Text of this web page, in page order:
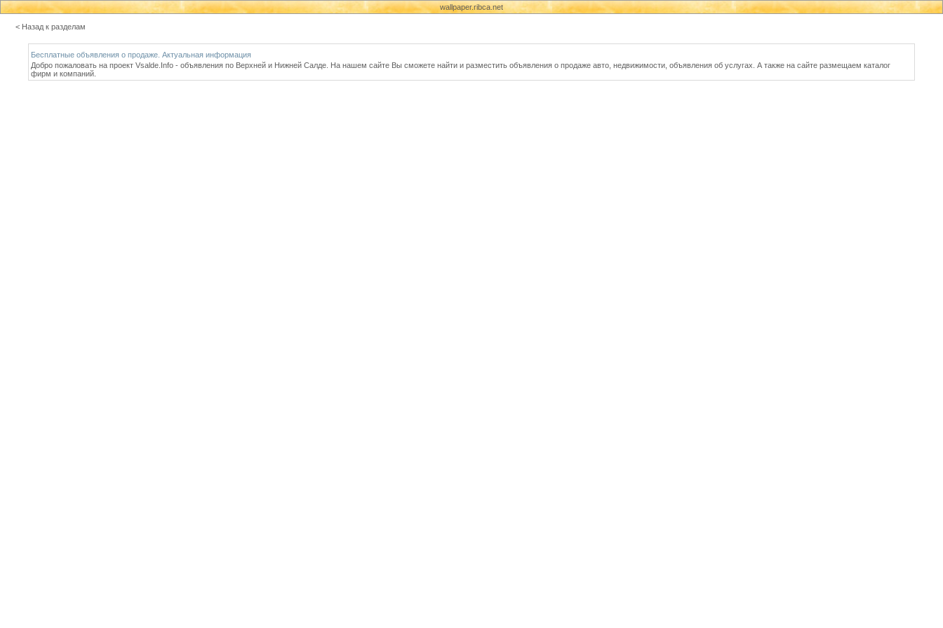
wallpaper.ribca.net
< Назад к разделам
Бесплатные объявления о продаже. Актуальная информация
Добро пожаловать на проект Vsalde.Info - объявления по Верхней и Нижней Салде. На нашем сайте Вы сможете найти и разместить объявления о продаже авто, недвижимости, объявления об услугах. А также на сайте размещаем каталог
фирм и компаний.